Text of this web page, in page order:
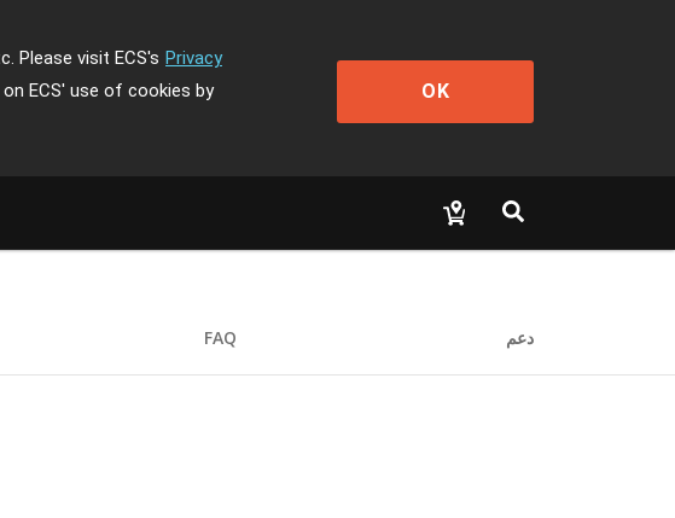
Please visit ECS's Privacy
ECS' use of cookies by
OK
FAQ دعم